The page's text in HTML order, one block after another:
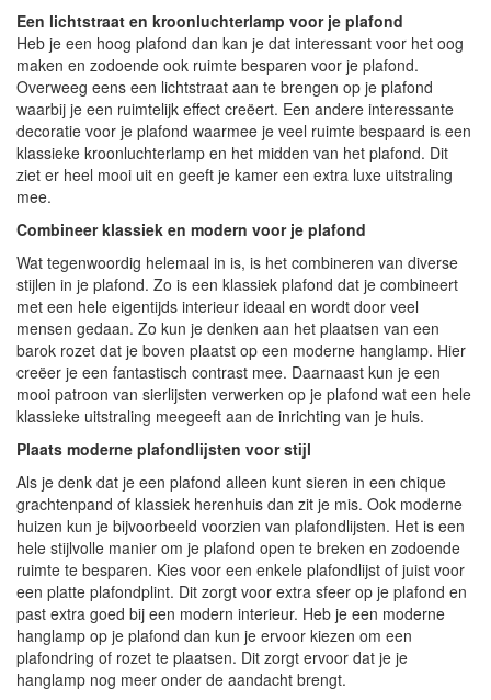
Een lichtstraat en kroonluchterlamp voor je plafond
Heb je een hoog plafond dan kan je dat interessant voor het oog
maken en zodoende ook ruimte besparen voor je plafond.
Overweeg eens een lichtstraat aan te brengen op je plafond
waarbij je een ruimtelijk effect creëert. Een andere interessante
decoratie voor je plafond waarmee je veel ruimte bespaard is een
klassieke kroonluchterlamp en het midden van het plafond. Dit
ziet er heel mooi uit en geeft je kamer een extra luxe uitstraling
mee.
Combineer klassiek en modern voor je plafond
Wat tegenwoordig helemaal in is, is het combineren van diverse
stijlen in je plafond. Zo is een klassiek plafond dat je combineert
met een hele eigentijds interieur ideaal en wordt door veel
mensen gedaan. Zo kun je denken aan het plaatsen van een
barok rozet dat je boven plaatst op een moderne hanglamp. Hier
creëer je een fantastisch contrast mee. Daarnaast kun je een
mooi patroon van sierlijsten verwerken op je plafond wat een hele
klassieke uitstraling meegeeft aan de inrichting van je huis.
Plaats moderne plafondlijsten voor stijl
Als je denk dat je een plafond alleen kunt sieren in een chique
grachtenpand of klassiek herenhuis dan zit je mis. Ook moderne
huizen kun je bijvoorbeeld voorzien van plafondlijsten. Het is een
hele stijlvolle manier om je plafond open te breken en zodoende
ruimte te besparen. Kies voor een enkele plafondlijst of juist voor
een platte plafondplint. Dit zorgt voor extra sfeer op je plafond en
past extra goed bij een modern interieur. Heb je een moderne
hanglamp op je plafond dan kun je ervoor kiezen om een
plafondring of rozet te plaatsen. Dit zorgt ervoor dat je je
hanglamp nog meer onder de aandacht brengt.